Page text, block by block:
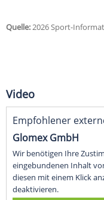
Quelle:2026 Sport-
Video
Empfohlener
Glomex GmbH
Wir benötigen Ihre
eingebundenen Inhalt
diesen mit einem Klick
deaktivieren.